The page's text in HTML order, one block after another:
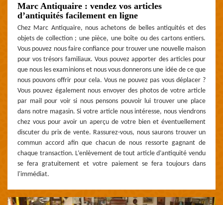
Marc Antiquaire : vendez vos articles
d’antiquités facilement en ligne
Chez Marc Antiquaire, nous achetons de belles antiquités et des
objets de collection ; une pièce, une boîte ou des cartons entiers.
Vous pouvez nous faire confiance pour trouver une nouvelle maison
pour vos trésors familiaux. Vous pouvez apporter des articles pour
que nous les examinions et nous vous donnerons une idée de ce que
nous pouvons offrir pour cela. Vous ne pouvez pas vous déplacer ?
Vous pouvez également nous envoyer des photos de votre article
par mail pour voir si nous pensons pouvoir lui trouver une place
dans notre magasin. Si votre article nous intéresse, nous viendrons
chez vous pour avoir un aperçu de votre bien et éventuellement
discuter du prix de vente. Rassurez-vous, nous saurons trouver un
commun accord afin que chacun de nous ressorte gagnant de
chaque transaction. L’enlèvement de tout article d’antiquité vendu
se fera gratuitement et votre paiement se fera toujours dans
l'immédiat.